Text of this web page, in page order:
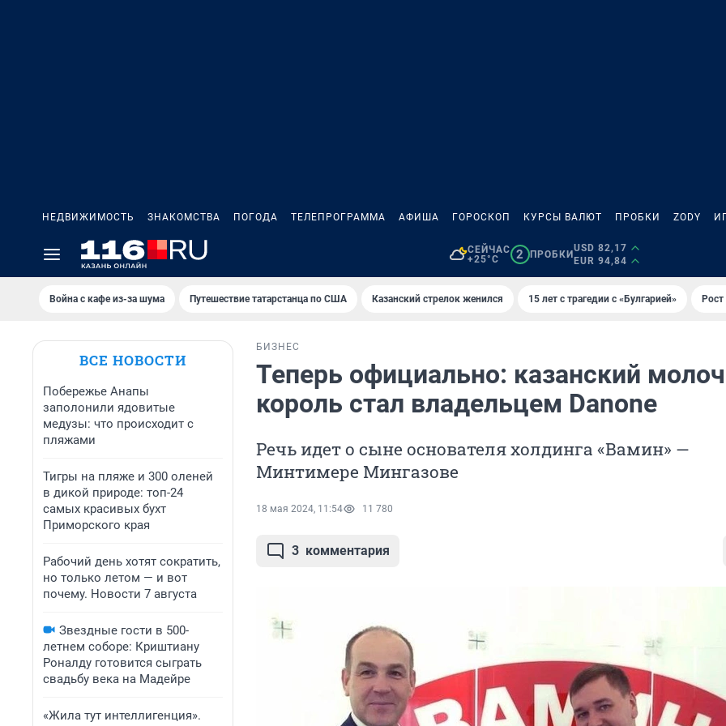
НЕДВИЖИМОСТЬ ЗНАКОМСТВА ПОГОДА ТЕЛЕПРОГРАММА АФИША ГОРОСКОП КУРСЫ ВАЛЮТ ПРОБКИ ZODY
СЕЙЧАС
+25°C
2 ПРОБКИ
USD 82,17
EUR 94,84
Война с кафе из-за шума Путешествие татарстанца по США Казанский стрелок женился 15 лет с трагедии с «Булгарией»
ВСЕ НОВОСТИ
Побережье Анапы
заполонили ядовитые
медузы: что происходит с
пляжами
Тигры на пляже и 300 оленей
в дикой природе: топ-24
самых красивых бухт
Приморского края
Рабочий день хотят сократить,
но только летом — и вот
почему. Новости 7 августа
Звездные гости в 500-
летнем соборе: Криштиану
Роналду готовится сыграть
свадьбу века на Мадейре
«Жила тут интеллигенция».
БИЗНЕС
Теперь официально: казанский
король стал владельцем Danone
Речь идет о сыне основателя холдинга «Вамин» —
Минтимере Мингазове
18 мая 2024, 11:54 11 780
3 комментария